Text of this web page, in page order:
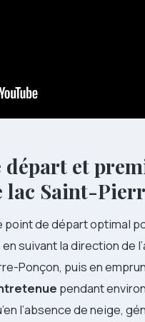
départ et
lac Saint-
point de départ optimal
suivant la direction de
Ponçon, puis en
pendant
l’absence de neige,